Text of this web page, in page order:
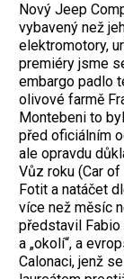
Nový Jeep
vybavený než
elektromotory,
premiéry jsme
embargo padlo
olivové farmě
Montebeni to
před oficiálním
ale opravdu
Vůz roku (Car
Fotit a natáčet
více než měsíc
představil Fabio
a „okolí“, a
Calonaci, jenž